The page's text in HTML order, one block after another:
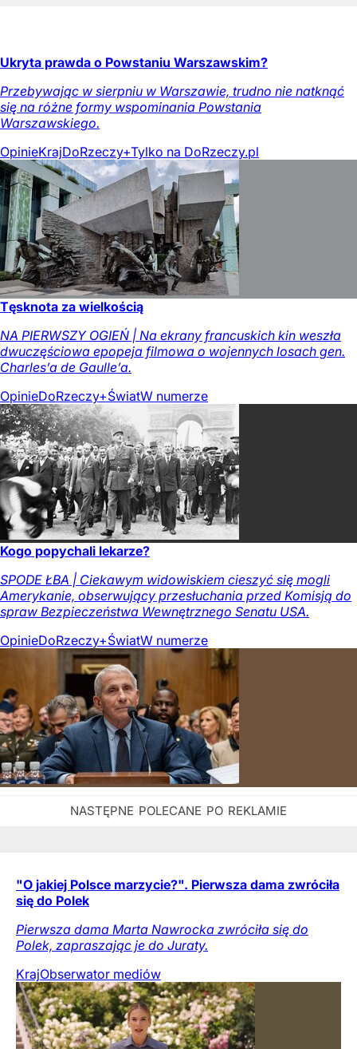
Ukryta prawda o Powstaniu Warszawskim?
Przebywając w sierpniu w Warszawie, trudno nie natknąć
się na różne formy wspominania Powstania
Warszawskiego.
OpinieKrajDoRzeczy+Tylko na DoRzeczy.pl
Tęsknota za wielkością
NA PIERWSZY OGIEŃ | Na ekrany francuskich kin weszła
dwuczęściowa epopeja filmowa o wojennych losach gen.
Charles’a de Gaulle’a.
OpinieDoRzeczy+ŚwiatW numerze
Kogo popychali lekarze?
SPODE ŁBA | Ciekawym widowiskiem cieszyć się mogli
Amerykanie, obserwujący przesłuchania przed Komisją do
spraw Bezpieczeństwa Wewnętrznego Senatu USA.
OpinieDoRzeczy+ŚwiatW numerze
"O jakiej Polsce marzycie?". Pierwsza dama zwróciła
się do Polek
Pierwsza dama Marta Nawrocka zwróciła się do
Polek, zapraszając je do Juraty.
KrajObserwator mediów